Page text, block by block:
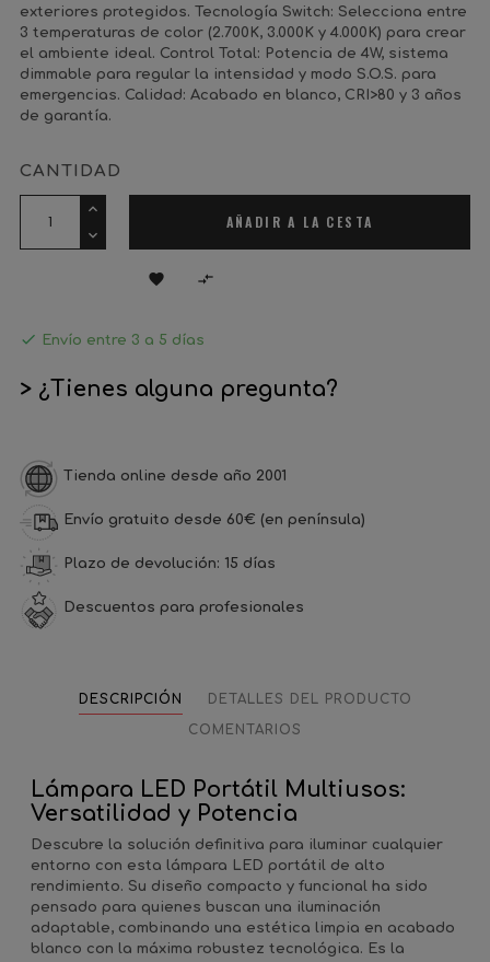
exteriores protegidos. Tecnología Switch: Selecciona entre
3 temperaturas de color (2.700K, 3.000K y 4.000K) para crear
el ambiente ideal. Control Total: Potencia de 4W, sistema
dimmable para regular la intensidad y modo S.O.S. para
emergencias. Calidad: Acabado en blanco, CRI>80 y 3 años
de garantía.
CANTIDAD
AÑADIR A LA CESTA
 
 Envío entre 3 a 5 días
> ¿Tienes alguna pregunta?
Tienda online desde año 2001
Envío gratuito desde 60€ (en península)
Plazo de devolución: 15 días
Descuentos para profesionales
DESCRIPCIÓN
DETALLES DEL PRODUCTO
COMENTARIOS
Lámpara LED Portátil Multiusos:
Versatilidad y Potencia
Descubre la solución definitiva para iluminar cualquier
entorno con esta lámpara LED portátil de alto
rendimiento. Su diseño compacto y funcional ha sido
pensado para quienes buscan una iluminación
adaptable, combinando una estética limpia en acabado
blanco con la máxima robustez tecnológica. Es la